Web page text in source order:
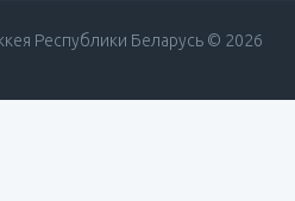
Республики Беларусь © 2026